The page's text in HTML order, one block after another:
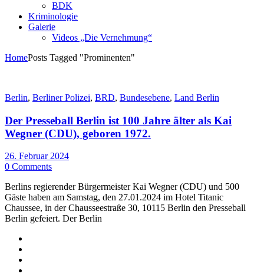
BDK
Kriminologie
Galerie
Videos „Die Vernehmung“
HomePosts Tagged "Prominenten"
Berlin, Berliner Polizei, BRD, Bundesebene, Land Berlin
Der Presseball Berlin ist 100 Jahre älter als Kai
Wegner (CDU), geboren 1972.
26. Februar 2024
0 Comments
Berlins regierender Bürgermeister Kai Wegner (CDU) und 500
Gäste haben am Samstag, den 27.01.2024 im Hotel Titanic
Chaussee, in der Chausseestraße 30, 10115 Berlin den Presseball
Berlin gefeiert. Der Berlin